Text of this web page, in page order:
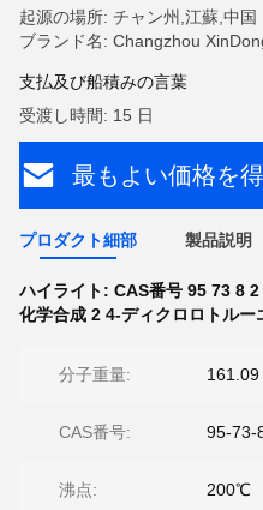
起源の場所: チャン州,江蘇,中国
ブランド名: Changzhou
支払及び船積みの言葉
受渡し時間: 15 日
最もよい価格を
プロダクト細部 製品説明
ハイライト: CAS番号 95 73 8
化学合成 2 4-ディクロロトルー
分子重量:
CAS番号: 95-73-
沸点: 200℃